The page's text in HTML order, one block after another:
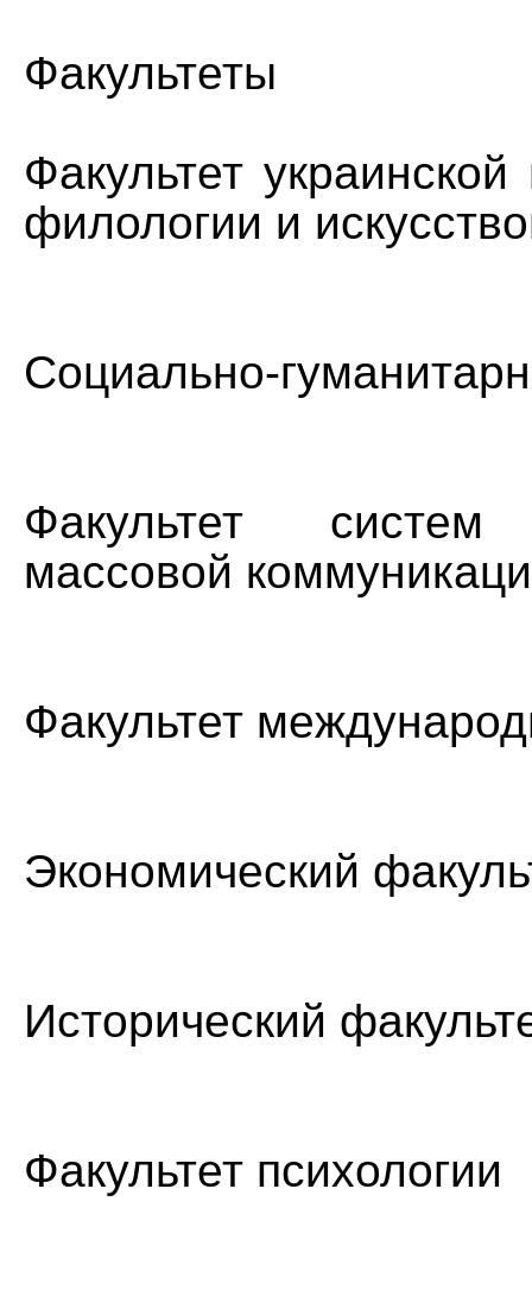
Факультеты
Факультет
филологии и
Социально-
Факультет
массовой
Факультет
Экономический
Исторический
Факультет психологии